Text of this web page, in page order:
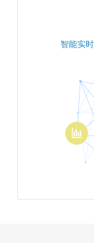
智能实